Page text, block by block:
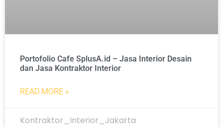
Portofolio Cafe SplusA.id – Jasa Interior Desain
dan Jasa Kontraktor Interior
READ MORE »
Kontraktor_Interior_Jakarta